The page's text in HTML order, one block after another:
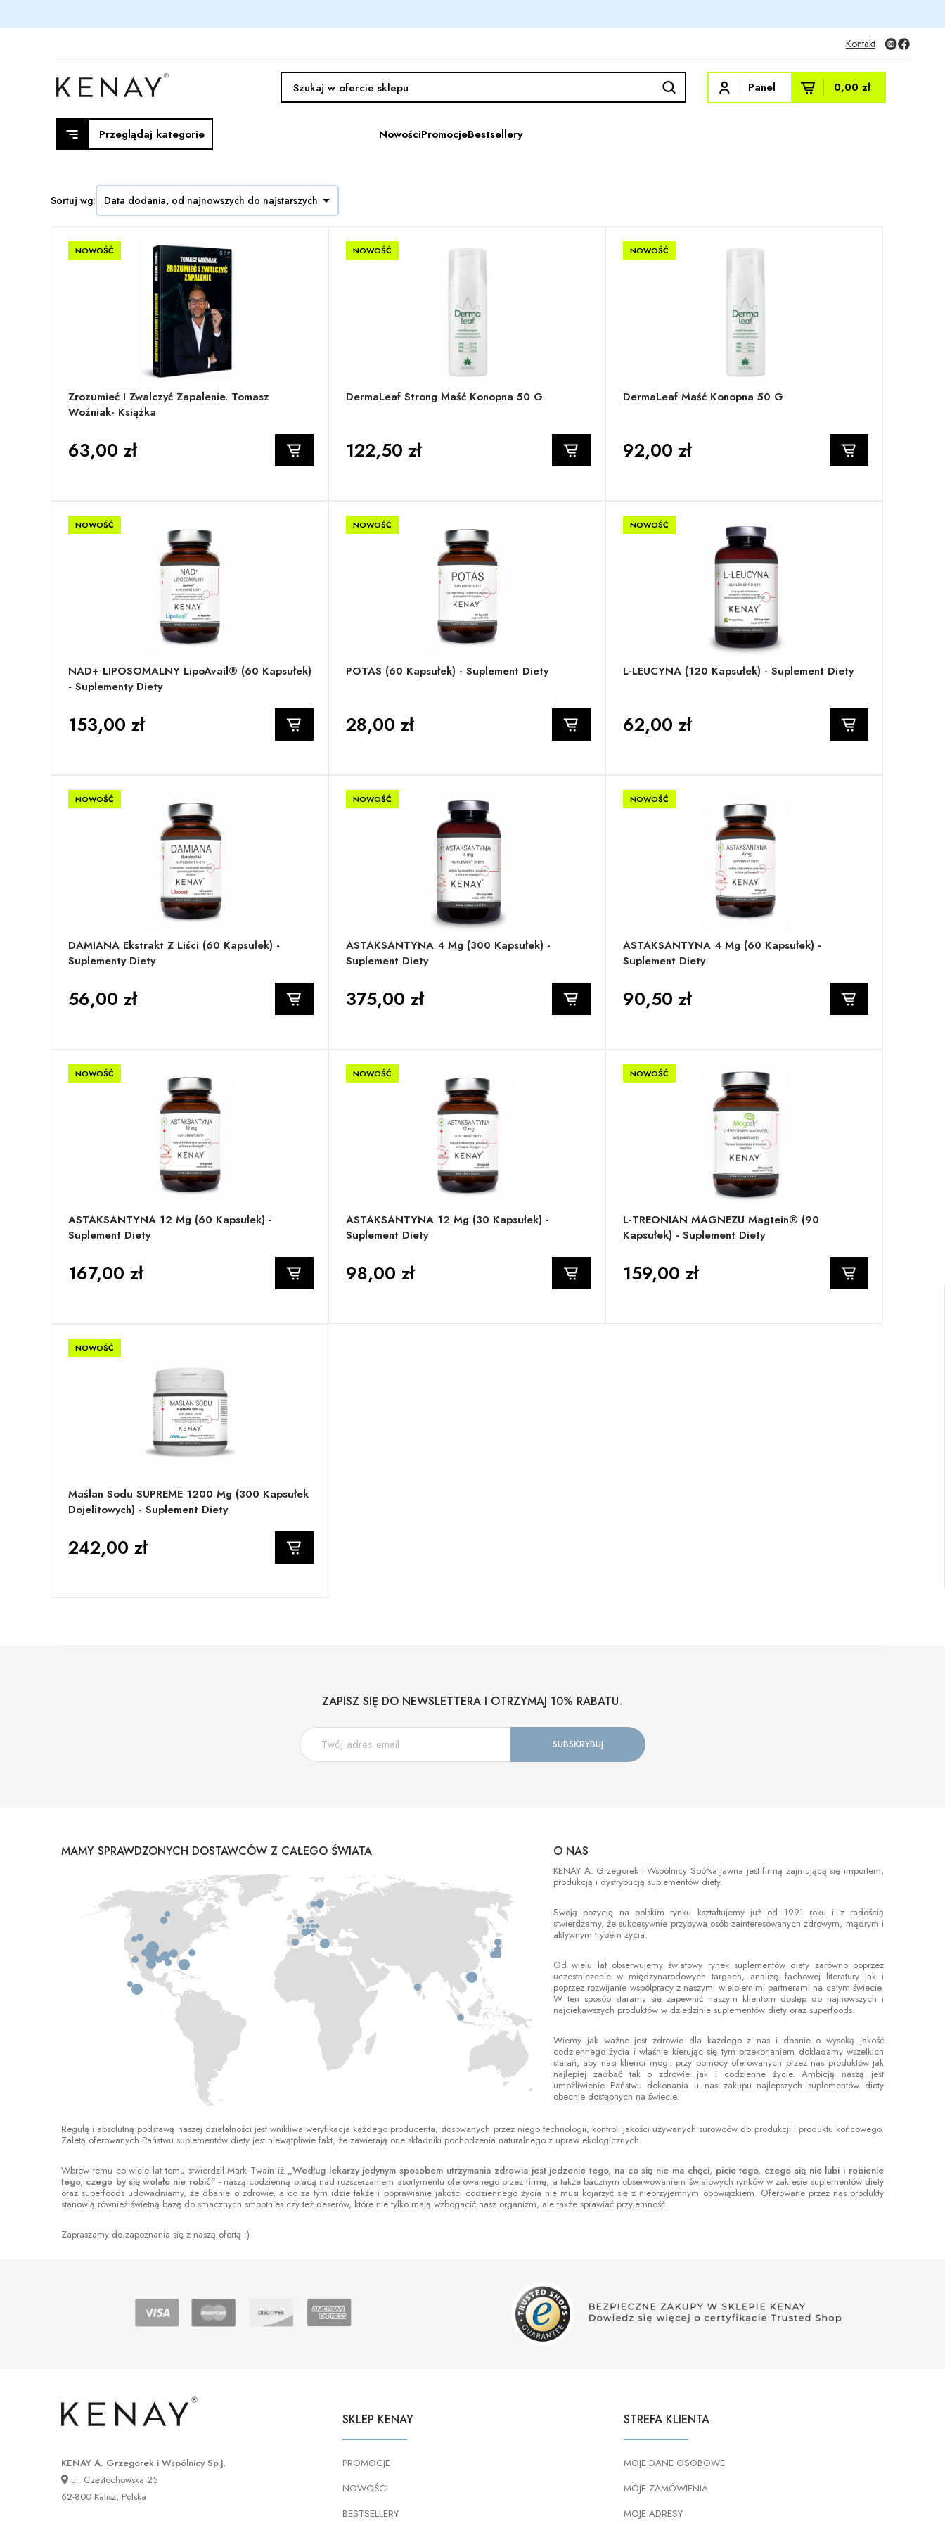
Kontakt
Panel 0,00 zł
Przeglądaj kategorie NowościPromocjeBestsellery
Sortuj wg: Data dodania, od najnowszych do najstarszych 
NOWOŚĆ
Zrozumieć I Zwalczyć Zapalenie. Tomasz
Woźniak- Książka
63,00 zł
NOWOŚĆ
DermaLeaf Strong Maść Konopna 50 G
122,50 zł
NOWOŚĆ
DermaLeaf Maść Konopna 50 G
92,00 zł
NOWOŚĆ
NAD+ LIPOSOMALNY LipoAvail® (60 Kapsułek)
- Suplementy Diety
153,00 zł
NOWOŚĆ
POTAS (60 Kapsułek) - Suplement Diety
28,00 zł
NOWOŚĆ
L-LEUCYNA (120 Kapsułek) - Suplement Diety
62,00 zł
NOWOŚĆ
DAMIANA Ekstrakt Z Liści (60 Kapsułek) -
Suplementy Diety
56,00 zł
NOWOŚĆ
ASTAKSANTYNA 4 Mg (300 Kapsułek) -
Suplement Diety
375,00 zł
NOWOŚĆ
ASTAKSANTYNA 4 Mg (60 Kapsułek) -
Suplement Diety
90,50 zł
NOWOŚĆ
ASTAKSANTYNA 12 Mg (60 Kapsułek) -
Suplement Diety
167,00 zł
NOWOŚĆ
ASTAKSANTYNA 12 Mg (30 Kapsułek) -
Suplement Diety
98,00 zł
NOWOŚĆ
L-TREONIAN MAGNEZU Magtein® (90
Kapsułek) - Suplement Diety
159,00 zł
NOWOŚĆ
Maślan Sodu SUPREME 1200 Mg (300 Kapsułek
Dojelitowych) - Suplement Diety
242,00 zł
ZAPISZ SIĘ DO NEWSLETTERA I OTRZYMAJ 10% RABATU.
MAMY SPRAWDZONYCH DOSTAWCÓW Z CAŁEGO ŚWIATA O NAS
KENAY A. Grzegorek i Wspólnicy Spółka Jawna jest firmą zajmującą się importem,
produkcją i dystrybucją suplementów diety.
Swoją pozycję na polskim rynku kształtujemy już od 1991 roku i z radością
stwierdzamy, że sukcesywnie przybywa osób zainteresowanych zdrowym, mądrym i
aktywnym trybem życia.
Od wielu lat obserwujemy światowy rynek suplementów diety zarówno poprzez
uczestniczenie w międzynarodowych targach, analizę fachowej literatury jak i
poprzez rozwijanie współpracy z naszymi wieloletnimi partnerami na całym świecie.
W ten sposób staramy się zapewnić naszym klientom dostęp do najnowszych i
najciekawszych produktów w dziedzinie suplementów diety oraz superfoods.
Wiemy jak ważne jest zdrowie dla każdego z nas i dbanie o wysoką jakość
codziennego życia i właśnie kierując się tym przekonaniem dokładamy wszelkich
starań, aby nasi klienci mogli przy pomocy oferowanych przez nas produktów jak
najlepiej zadbać tak o zdrowie jak i codzienne życie. Ambicją naszą jest
umożliwienie Państwu dokonania u nas zakupu najlepszych suplementów diety
obecnie dostępnych na świecie.
Regułą i absolutną podstawą naszej działalności jest wnikliwa weryfikacja każdego producenta, stosowanych przez niego technologii, kontroli jakości używanych surowców do produkcji i produktu końcowego.
Zaletą oferowanych Państwu suplementów diety jest niewątpliwie fakt, że zawierają one składniki pochodzenia naturalnego z upraw ekologicznych.
Wbrew temu co wiele lat temu stwierdził Mark Twain iż „Według lekarzy jedynym sposobem utrzymania zdrowia jest jedzenie tego, na co się nie ma chęci, picie tego, czego się nie lubi i robienie
tego, czego by się wolało nie robić” - naszą codzienną pracą nad rozszerzaniem asortymentu oferowanego przez firmę, a także bacznym obserwowaniem światowych rynków w zakresie suplementów diety
oraz superfoods udowadniamy, że dbanie o zdrowie, a co za tym idzie także i poprawianie jakości codziennego życia nie musi kojarzyć się z nieprzyjemnym obowiązkiem. Oferowane przez nas produkty
stanowią również świetną bazę do smacznych smoothies czy też deserów, które nie tylko mają wzbogacić nasz organizm, ale także sprawiać przyjemność.
Zapraszamy do zapoznania się z naszą ofertą :)
KENAY A. Grzegorek i Wspólnicy Sp.J.
ul. Częstochowska 25
62-800 Kalisz, Polska
SKLEP KENAY
PROMOCJE
NOWOŚCI
BESTSELLERY
STREFA KLIENTA
MOJE DANE OSOBOWE
MOJE ZAMÓWIENIA
MOJE ADRESY